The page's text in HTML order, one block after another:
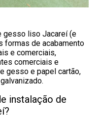
gesso liso Jacareí (e
formas de acabamento
e comerciais,
comerciais e
gesso e papel cartão,
instalação de